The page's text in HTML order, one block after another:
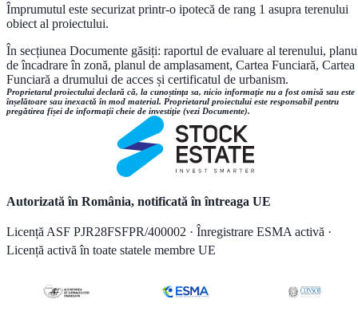
Împrumutul este securizat printr-o ipotecă de rang 1 asupra terenului
obiect al proiectului.
În secțiunea Documente găsiți: raportul de evaluare al terenului,
de încadrare în zonă, planul de amplasament, Cartea Funciară, Cartea
Funciară a drumului de acces și certificatul de urbanism.
Proprietarul proiectului declară că, la cunoștința sa, nicio informație nu a fost omisă sau este
înșelătoare sau inexactă în mod material. Proprietarul proiectului este responsabil pentru
pregătirea fișei de informații cheie de investiție (vezi Documente).
Autorizată în România, notificată în întreaga UE
Licență ASF PJR28FSFPR/400002 · Înregistrare ESMA activă ·
Licență activă în toate statele membre UE